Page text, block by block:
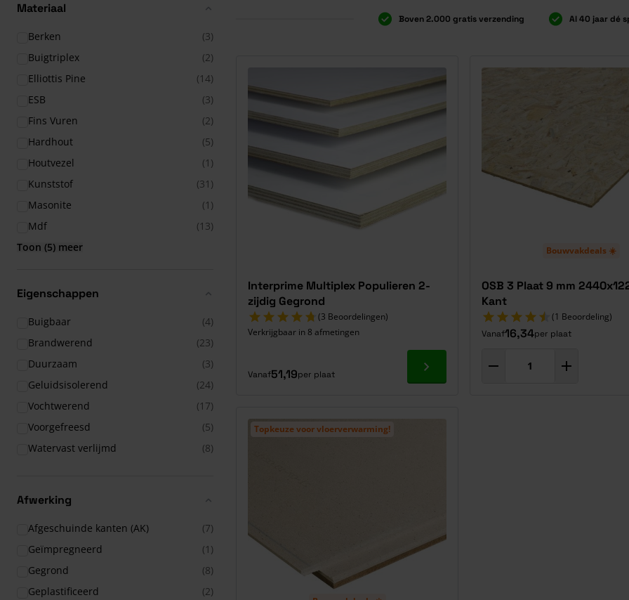
Materiaal
Berken
(3)
Buigtriplex
(2)
Elliottis Pine
(14)
ESB
(3)
Fins Vuren
(2)
Hardhout
(5)
Houtvezel
(1)
Kunststof
(31)
Masonite
(1)
Mdf
(13)
Toon (5) meer
Eigenschappen
Buigbaar (4) producten
Brandwerend
(23)
Duurzaam
(3)
Geluidsisolerend
(24)
Vochtwerend
(17)
Voorgefreesd
(5) producten
Watervast verlijmd
(8)
Afwerking
Afgeschuinde kanten (AK)
(7)
Geïmpregneerd
(1)
Gegrond
(8)
Geplastificeerd
(2)
Boven 2.000 gratis verzending Al 40 jaar dé
Interprime Multiplex Populieren 2-
zijdig Gegrond
(3 Beoordelingen)
Verkrijgbaar in 8 afmetingen
Vanaf51,19per plaat Ga naar product
Bouwvakdeals ☀️
OSB 3 Plaat 9 mm
Kant
(1 Beoordeling)
Vanaf16,34per plaat
Topkeuze voor vloerverwarming!